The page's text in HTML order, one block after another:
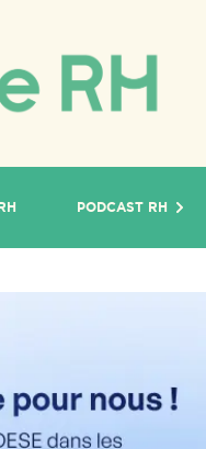
PODCAST RH